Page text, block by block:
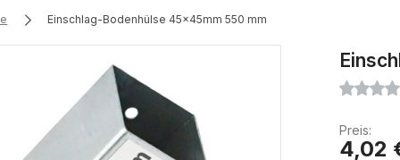
Einschlag-Bodenhülse 45x45mm 550 mm
Preis:
4,02